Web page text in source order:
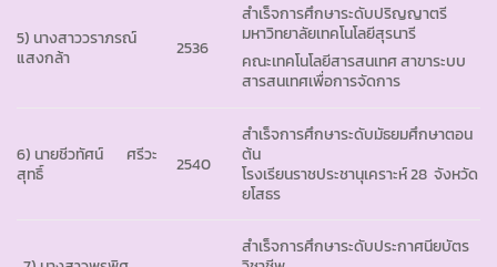
5) นางสาววราภรณ์
แสงกล้า
2536
สำเร็จการศึกษาระดับปริญญาตรี
มหาวิทยาลัยเทคโนโลยีสุรนารี
คณะเทคโนโลยีสารสนเทศ สาขาระบบ
สารสนเทศเพื่อการจัดการ
6) นายชีวทัศน์ ศรีวะ
สุทธิ์
2540
สำเร็จการศึกษาระดับมัธยมศึกษาตอน
ต้น
โรงเรียนราชประชานุเคราะห์ 28 จังหวัด
ยโสธร
สำเร็จการศึกษาระดับประกาศนียบัตร